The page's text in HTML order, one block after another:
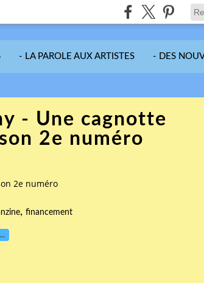
- LA PAROLE AUX ARTISTES - DES
- Une cagnotte
2e numéro
2e numéro
, financement
…